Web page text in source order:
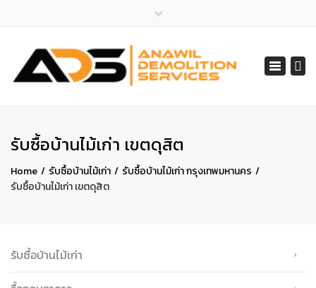
ไลน์ไอดี 065-401-2852
สายด่วน 065-401-2852, 061-548-1805 Toggle
รับซื้อบ้านไม้เก่า เขตดุสิต
Home รับซื้อบ้านไม้เก่า
รับซื้อบ้านไม้เก่า กรุงเทพมหานคร
รับซื้อบ้านไม้เก่า เขตดุสิต
รับซื้อบ้านไม้เก่า